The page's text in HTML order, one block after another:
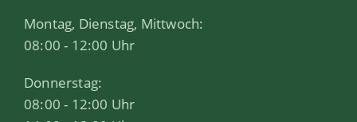
Montag, Dienstag, Mittwoch:
08:00 - 12:00 Uhr
Donnerstag:
08:00 - 12:00 Uhr